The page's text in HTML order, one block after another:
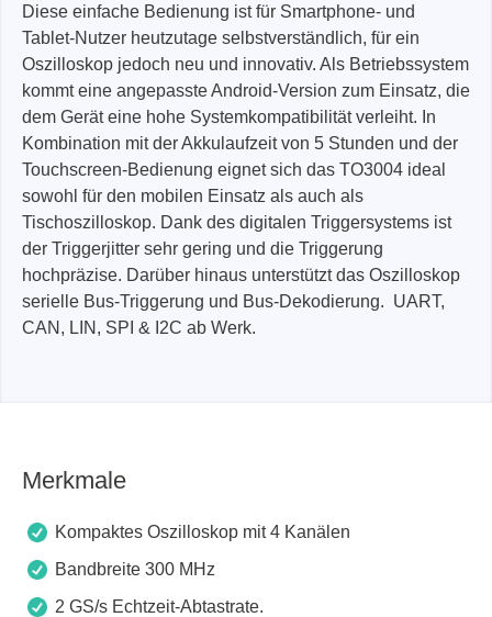
Diese einfache Bedienung ist für Smartphone- und
Tablet-Nutzer heutzutage selbstverständlich, für ein
Oszilloskop jedoch neu und innovativ. Als Betriebssystem
kommt eine angepasste Android-Version zum Einsatz, die
dem Gerät eine hohe Systemkompatibilität verleiht. In
Kombination mit der Akkulaufzeit von 5 Stunden und der
Touchscreen-Bedienung eignet sich das TO3004 ideal
sowohl für den mobilen Einsatz als auch als
Tischoszilloskop. Dank des digitalen Triggersystems ist
der Triggerjitter sehr gering und die Triggerung
hochpräzise. Darüber hinaus unterstützt das Oszilloskop
serielle Bus-Triggerung und Bus-Dekodierung. UART,
CAN, LIN, SPI & I2C ab Werk.
Merkmale
Kompaktes Oszilloskop mit 4 Kanälen
Bandbreite 300 MHz
2 GS/s Echtzeit-Abtastrate.